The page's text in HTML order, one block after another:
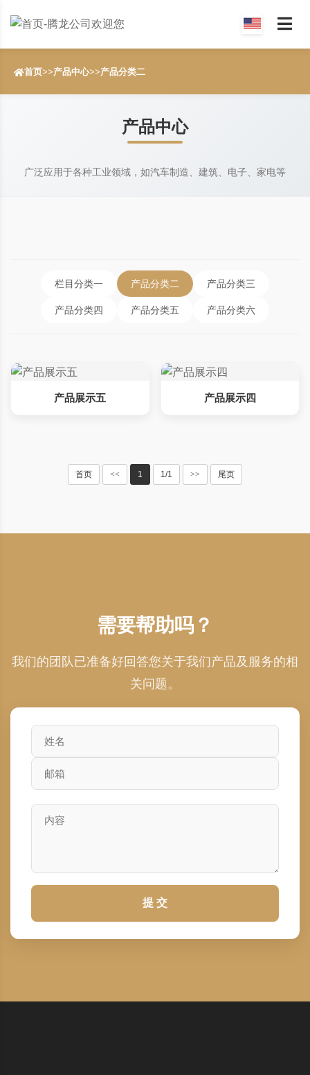
首页>>产品中心>>产品分类二
产品中心
广泛应用于各种工业领域，如汽车制造、建筑、电子、家电等
栏目分类一 产品分类二 产品分类三
产品分类四 产品分类五 产品分类六
产品展示五 产品展示四
首页 << 1 1/1 >> 尾页
需要帮助吗？
我们的团队已准备好回答您关于我们产品及服务的相
关问题。
提 交